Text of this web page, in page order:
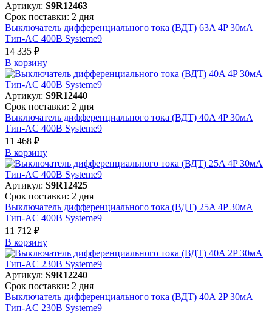
Артикул: S9R12463
Срок поставки: 2 дня
Выключатель дифференциального тока (ВДТ) 63A 4P 30мА
Тип-AC 400В Systeme9
14 335 ₽
В корзинy
Артикул: S9R12440
Срок поставки: 2 дня
Выключатель дифференциального тока (ВДТ) 40A 4P 30мА
Тип-AC 400В Systeme9
11 468 ₽
В корзинy
Артикул: S9R12425
Срок поставки: 2 дня
Выключатель дифференциального тока (ВДТ) 25A 4P 30мА
Тип-AC 400В Systeme9
11 712 ₽
В корзинy
Артикул: S9R12240
Срок поставки: 2 дня
Выключатель дифференциального тока (ВДТ) 40A 2P 30мА
Тип-AC 230В Systeme9